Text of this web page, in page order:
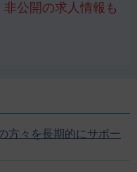
公開の求人情報も
方々を長期的にサポー